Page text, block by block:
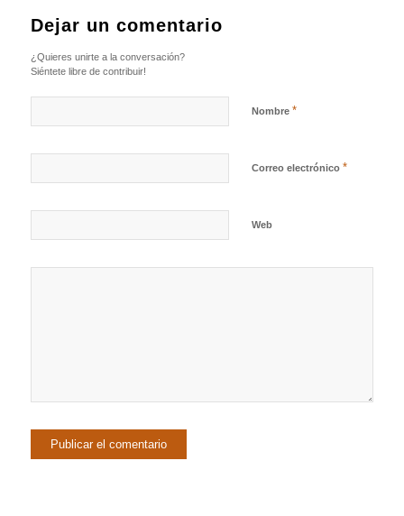
Dejar un comentario
¿Quieres unirte a la conversación?
Siéntete libre de contribuir!
Nombre *
Correo electrónico *
Web